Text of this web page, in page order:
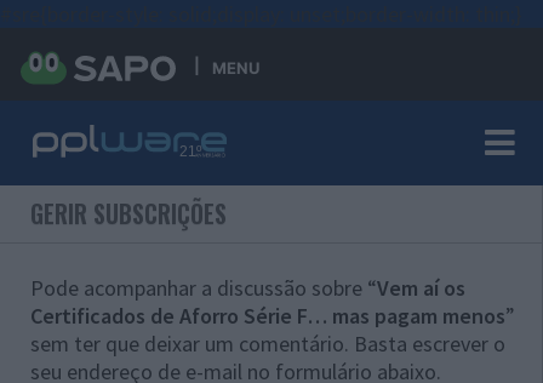
MENU
GERIR SUBSCRIÇÕES
Pode acompanhar a discussão sobre “Vem aí os
Certificados de Aforro Série F… mas pagam menos”
sem ter que deixar um comentário. Basta escrever o
seu endereço de e-mail no formulário abaixo.